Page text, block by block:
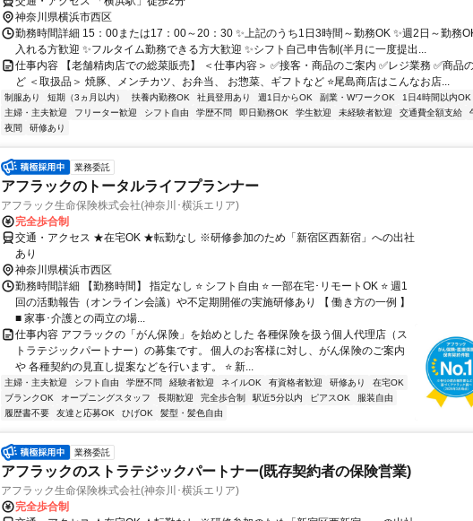
神奈川県横浜市西区
勤務時間詳細 15：00または17：00～20：30 ✨上記のうち1日3時間～勤務OK ✨週2日～勤務
入れる方歓迎 ✨フルタイム勤務できる方大歓迎 ✨シフト自己申告制(半月に一度提出...
仕事内容 【老舗精肉店での総菜販売】 ＜仕事内容＞ ✅接客・商品のご案内 ✅レジ業務 ✅商品
ど ＜取扱品＞ 焼豚、メンチカツ、お弁当、 お惣菜、ギフトなど ⭐尾島商店はこんなお店...
制服あり 短期（3ヵ月以内） 扶養内勤務OK 社員登用あり 週1日からOK 副業・WワークOK
1日4時間以内OK
主婦・主夫歓迎
フリーター歓迎 シフト自由 学歴不問 即日勤務OK 学生歓迎 未経験者歓迎 交通費全額支給
夜間
研修あり
業務委託
アフラックのトータルライフプランナー
アフラック生命保険株式会社(神奈川･横浜エリア)
完全歩合制
交通・アクセス ★在宅OK ★転勤なし ※研修参加のため「新宿区西新宿」への出社
あり
神奈川県横浜市西区
勤務時間詳細 【勤務時間】 指定なし ⭐ シフト自由 ⭐ 一部在宅･リモートOK ⭐ 週1
回の活動報告（オンライン会議）や不定期開催の実施研修あり 【 働き方の一例 】
■ 家事･介護との両立の場...
仕事内容 アフラックの「がん保険」を始めとした 各種保険を扱う個人代理店（ス
トラテジックパートナー）の募集です。 個人のお客様に対し、がん保険のご案内
や 各種契約の見直し提案などを行います。 ⭐ 新...
主婦・主夫歓迎 シフト自由 学歴不問 経験者歓迎 ネイルOK 有資格者歓迎 研修あり
在宅OK
ブランクOK
オープニングスタッフ 長期歓迎 完全歩合制 駅近5分以内 ピアスOK
服装自由
履歴書不要
友達と応募OK ひげOK 髪型・髪色自由
業務委託
アフラックのストラテジックパートナー(既存契約者の保険営業)
アフラック生命保険株式会社(神奈川･横浜エリア)
完全歩合制